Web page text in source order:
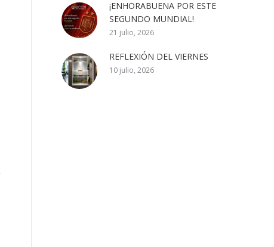
¡ENHORABUENA POR ESTE
SEGUNDO MUNDIAL!
21 julio, 2026
REFLEXIÓN DEL VIERNES
10 julio, 2026